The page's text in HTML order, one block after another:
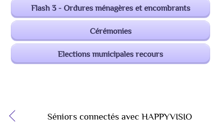
Flash 3 - Ordures ménagères et encombrants
Cérémonies
Elections municipales recours
Séniors connectés avec HAPPYVISIO